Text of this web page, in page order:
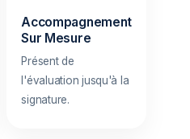
Accompagnement
Sur Mesure
Présent de
l'évaluation jusqu'à la
signature.